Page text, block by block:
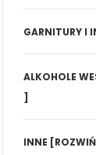
GARNITURY I
ALKOHOLE
]
INNE [ROZWIŃ